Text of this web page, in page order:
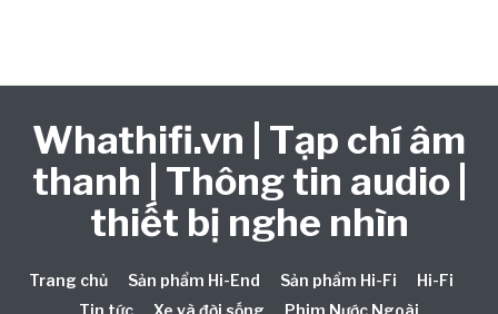
Whathifi.vn | Tạp chí âm
thanh | Thông tin audio |
thiết bị nghe nhìn
Trang chủ Sản phẩm Hi-End Sản phẩm Hi-Fi
Hi-Fi